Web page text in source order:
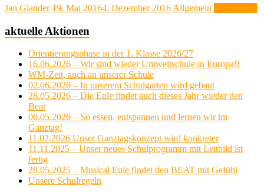
Jan Glander 19. Mai 20164. Dezember 2016 Allgemein
aktuelle Aktionen
Orientierungsphase in der 1. Klasse 2026/27
16.06.2026 – Wir sind wieder Umweltschule in Europa!!
WM-Zeit, auch an unserer Schule
02.06.2026 – In unserem Schulgarten wird gebaut
28.05.2026 – Die Eule findet auch dieses Jahr wieder den
Beat
06.05.2026 – So essen, entspannen und lernen wir im
Ganztag!
11.02.2026 Unser Ganztagskonzept wird konkreter
11.11.2025 – Unser neues Schulprogramm mit Leitbild ist
fertig
28.05.2025 – Musical Eule findet den BEAT mit Gefühl
Unsere Schulregeln